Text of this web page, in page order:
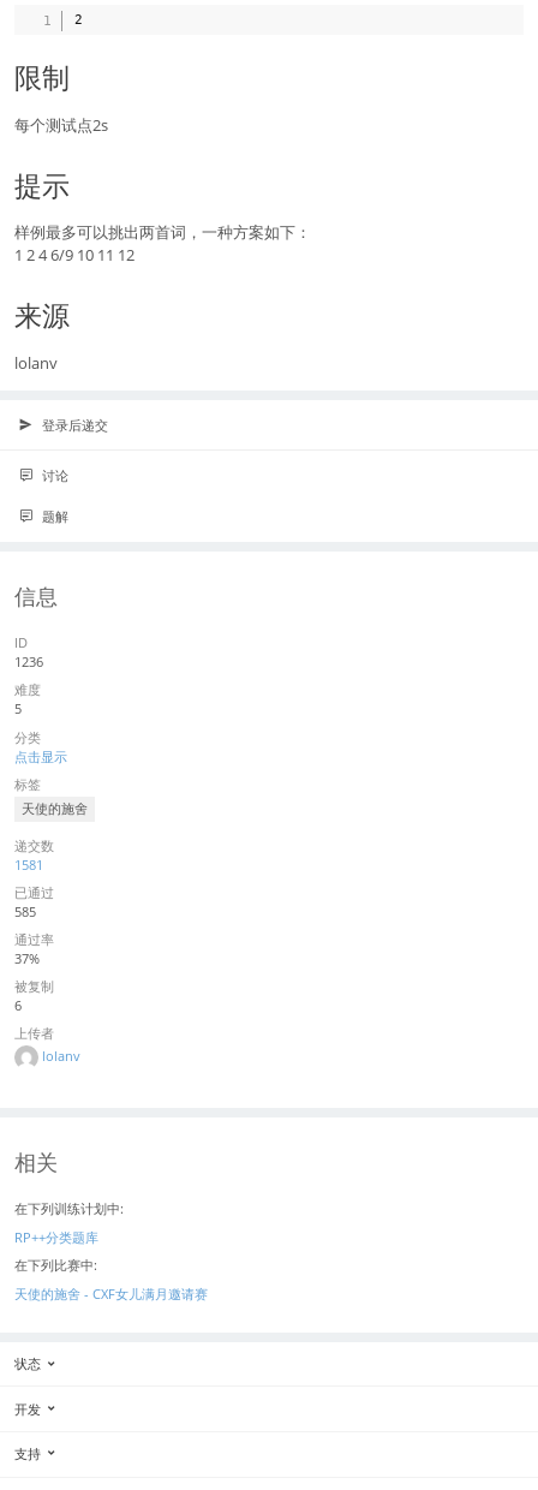
限制
每个测试点2s
提示
样例最多可以挑出两首词，一种方案如下：
1 2 4 6/9 10 11 12
来源
lolanv
登录后递交
讨论
题解
信息
ID
1236
难度
5
分类
点击显示
标签
天使的施舍
递交数
1581
已通过
585
通过率
37%
被复制
6
上传者
lolanv
相关
在下列训练计划中:
RP++分类题库
在下列比赛中:
天使的施舍 - CXF女儿满月邀请赛
状态
开发
支持